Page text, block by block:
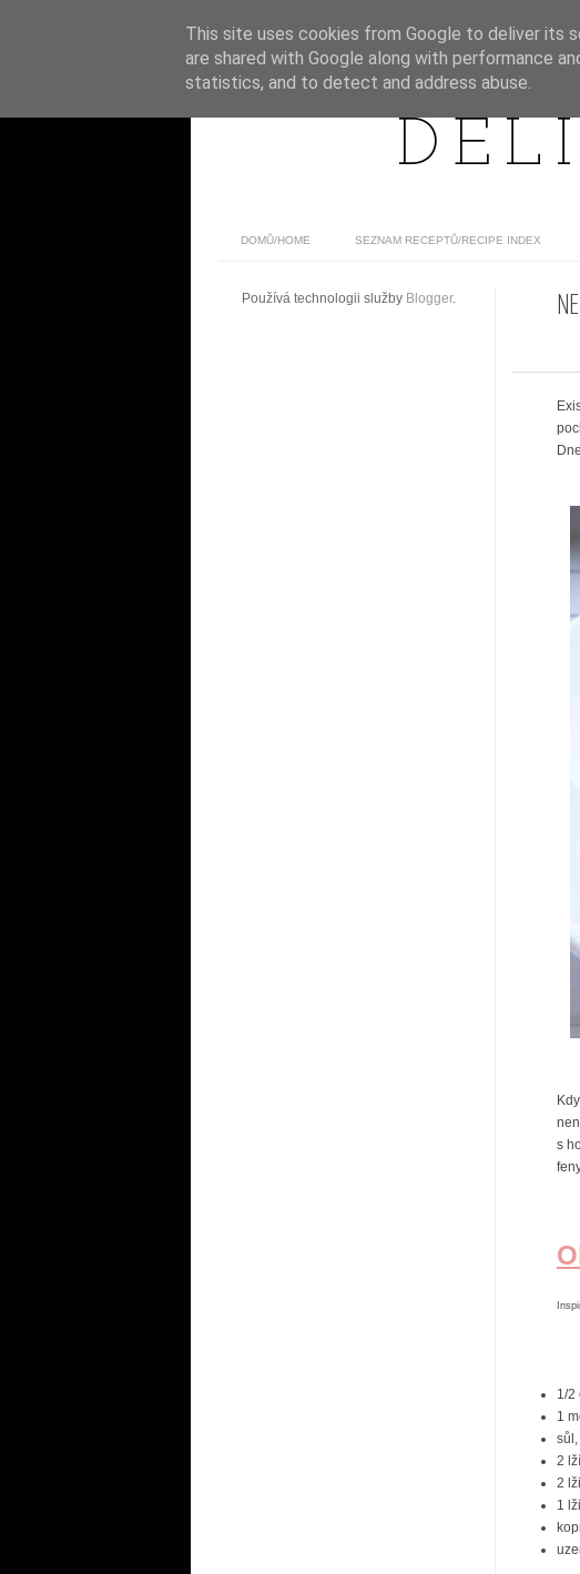
DOMŮ/HOME SEZNAM RECEPTŮ/RECIPE INDEX
s
1/2
1
2
2
1
Používá technologii služby Blogger.
This site uses cookies from Google to deliver its
are shared with Google along with performance
statistics, and to detect and address abuse.